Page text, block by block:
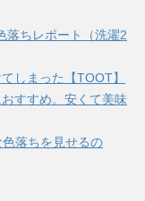
落ちレポート（洗濯2
しまった【TOOT】
すすめ。安くて美味
落ちを見せるの